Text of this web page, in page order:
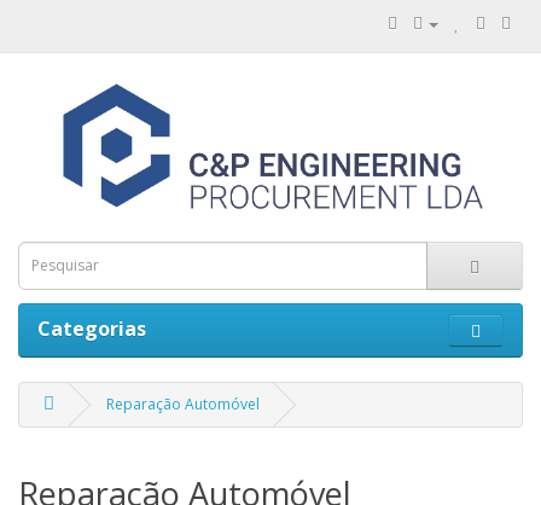
Categorias
Reparação Automóvel
Reparação Automóvel